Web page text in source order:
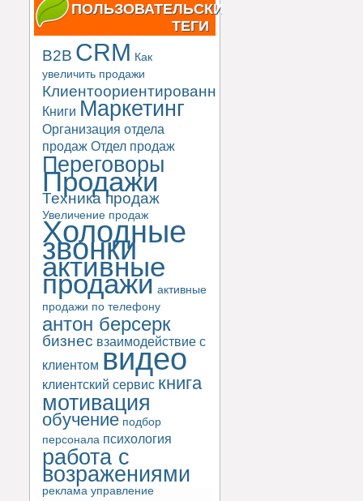
ПОЛЬЗОВАТЕЛЬСКИЕ
ТЕГИ
B2B CRM Как
увеличить продажи
Клиентоориентированность
Книги Маркетинг
Организация отдела
продаж Отдел продаж
Переговоры
Продажи
Техника продаж
Увеличение продаж
Холодные
звонки
активные
продажи активные
продажи по телефону
антон берсерк
бизнес взаимодействие с
клиентом видео
клиентский сервис книга
мотивация
обучение подбор
персонала психология
работа с
возражениями
реклама управление